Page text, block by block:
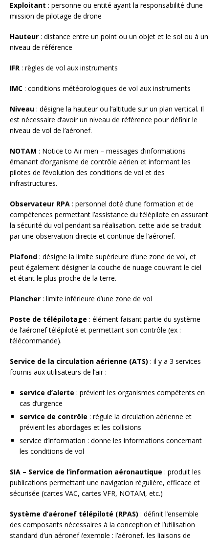
Exploitant : personne ou entité ayant la responsabilité d’une
mission de pilotage de drone
Hauteur : distance entre un point ou un objet et le sol ou à un
niveau de référence
IFR : règles de vol aux instruments
IMC : conditions météorologiques de vol aux instruments
Niveau : désigne la hauteur ou l’altitude sur un plan vertical. Il
est nécessaire d’avoir un niveau de référence pour définir le
niveau de vol de l’aéronef.
NOTAM : Notice to Air men – messages d’informations
émanant d’organisme de contrôle aérien et informant les
pilotes de l’évolution des conditions de vol et des
infrastructures.
Observateur RPA : personnel doté d’une formation et de
compétences permettant l’assistance du télépilote en assurant
la sécurité du vol pendant sa réalisation. cette aide se traduit
par une observation directe et continue de l’aéronef.
Plafond : désigne la limite supérieure d’une zone de vol, et
peut également désigner la couche de nuage couvrant le ciel
et étant le plus proche de la terre.
Plancher : limite inférieure d’une zone de vol
Poste de télépilotage : élément faisant partie du système
de l’aéronef télépiloté et permettant son contrôle (ex :
télécommande).
Service de la circulation aérienne (ATS) : il y a 3 services
fournis aux utilisateurs de l’air :
service d’alerte : prévient les organismes compétents en
cas d’urgence
service de contrôle : régule la circulation aérienne et
prévient les abordages et les collisions
service d’information : donne les informations concernant
les conditions de vol
SIA – Service de l’information aéronautique : produit les
publications permettant une navigation régulière, efficace et
sécurisée (cartes VAC, cartes VFR, NOTAM, etc.)
Système d’aéronef télépiloté (RPAS) : définit l’ensemble
des composants nécessaires à la conception et l’utilisation
standard d’un aéronef (exemple : l’aéronef, les liaisons de